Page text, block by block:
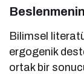
Bilimsel
ergogenik
ortak bir